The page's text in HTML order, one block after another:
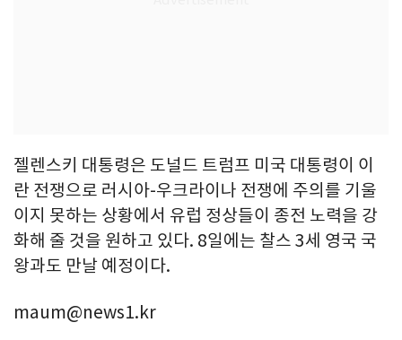
젤렌스키 대통령은 도널드 트럼프 미국 대통령이 이
란 전쟁으로 러시아-우크라이나 전쟁에 주의를 기울
이지 못하는 상황에서 유럽 정상들이 종전 노력을 강
화해 줄 것을 원하고 있다. 8일에는 찰스 3세 영국 국
왕과도 만날 예정이다.
maum@news1.kr